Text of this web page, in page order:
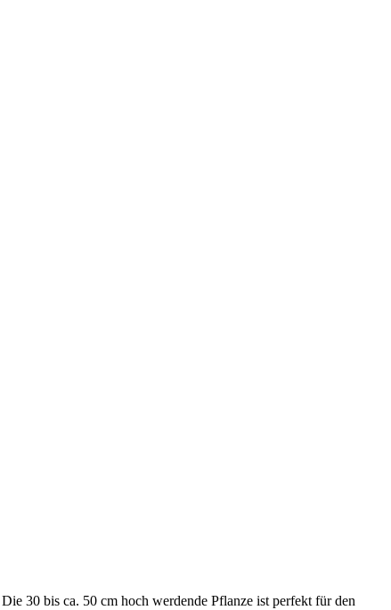
30 bis ca. 50 cm hoch werdende Pflanze ist perfekt für den